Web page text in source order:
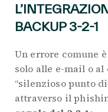
BACKUP 3-2-1
Un errore comune
solo alle e-mail o
“silenzioso punto
attraverso il